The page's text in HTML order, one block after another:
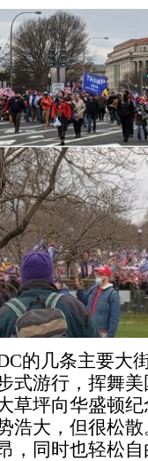
的几条主要大
式游行，挥舞
草坪向华盛顿
浩大，但很松
，同时也轻松